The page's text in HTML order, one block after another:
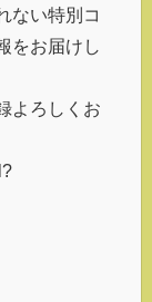
ない特別コ
をお届けし
よろしくお